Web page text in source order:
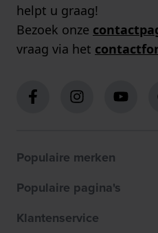
helpt u graag!
Bezoek onze
vraag via het
Populaire merken
Populaire pagina's
Klantenservice